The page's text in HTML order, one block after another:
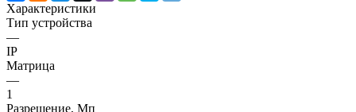
Характеристики
Тип устройства
—
IP
Матрица
—
1
Разрешение, Мп